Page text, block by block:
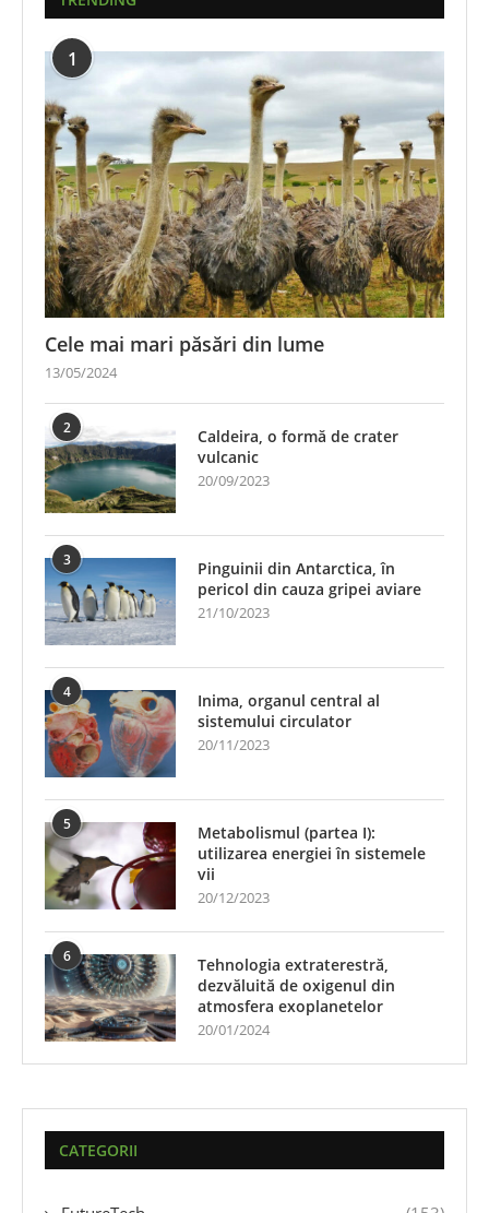
1
Cele mai mari păsări din lume
13/05/2024
2
Caldeira, o formă de crater
vulcanic
20/09/2023
3
Pinguinii din Antarctica, în
pericol din cauza gripei aviare
21/10/2023
4
Inima, organul central al
sistemului circulator
20/11/2023
5
Metabolismul (partea I):
utilizarea energiei în sistemele
vii
20/12/2023
6
Tehnologia extraterestră,
dezvăluită de oxigenul din
atmosfera exoplanetelor
20/01/2024
CATEGORII